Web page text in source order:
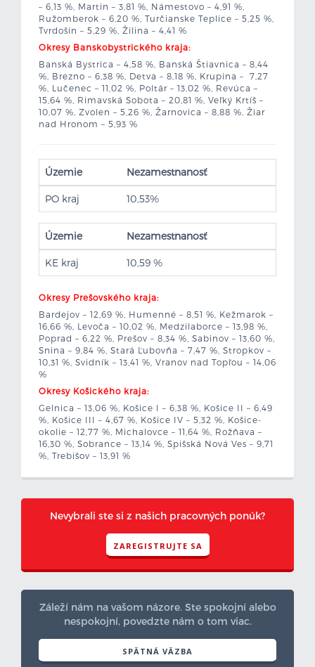
– 6,13 %, Martin – 3,81 %, Námestovo – 4,91 %,
Ružomberok – 6,20 %, Turčianske Teplice – 5,25 %,
Tvrdošín – 5,29 %, Žilina – 4,41 %
Okresy Banskobystrického kraja:
Banská Bystrica – 4,58 %, Banská Štiavnica – 8,44
%, Brezno – 6,38 %, Detva – 8,18 %, Krupina – 7,27
%, Lučenec – 11,02 %, Poltár – 13,02 %, Revúca –
15,64 %, Rimavská Sobota – 20,81 %, Veľký Krtíš –
10,07 %, Zvolen – 5,26 %, Žarnovica – 8,88 %, Žiar
nad Hronom – 5,93 %
Územie Nezamestnanosť
PO kraj 10,53%
Územie Nezamestnanosť
KE kraj 10,59 %
Okresy Prešovského kraja:
Bardejov – 12,69 %, Humenné – 8,51 %, Kežmarok –
16,66 %, Levoča – 10,02 %, Medzilaborce – 13,98 %,
Poprad – 6,22 %, Prešov – 8,34 %, Sabinov – 13,60 %,
Snina – 9,84 %, Stará Ľubovňa – 7,47 %, Stropkov –
10,31 %, Svidník – 13,41 %, Vranov nad Topľou – 14,06
%
Okresy Košického kraja:
Gelnica – 13,06 %, Košice I – 6,38 %, Košice II – 6,49
%, Košice III – 4,67 %, Košice IV – 5,32 %, Košice-
okolie – 12,77 %, Michalovce – 11,64 %, Rožňava –
16,30 %, Sobrance – 13,14 %, Spišská Nová Ves – 9,71
%, Trebišov – 13,91 %
Nevybrali ste si z našich pracovných ponúk?
ZAREGISTRUJTE SA
Záleží nám na vašom názore. Ste spokojní alebo
nespokojní, povedzte nám o tom viac.
SPÄTNÁ VÄZBA